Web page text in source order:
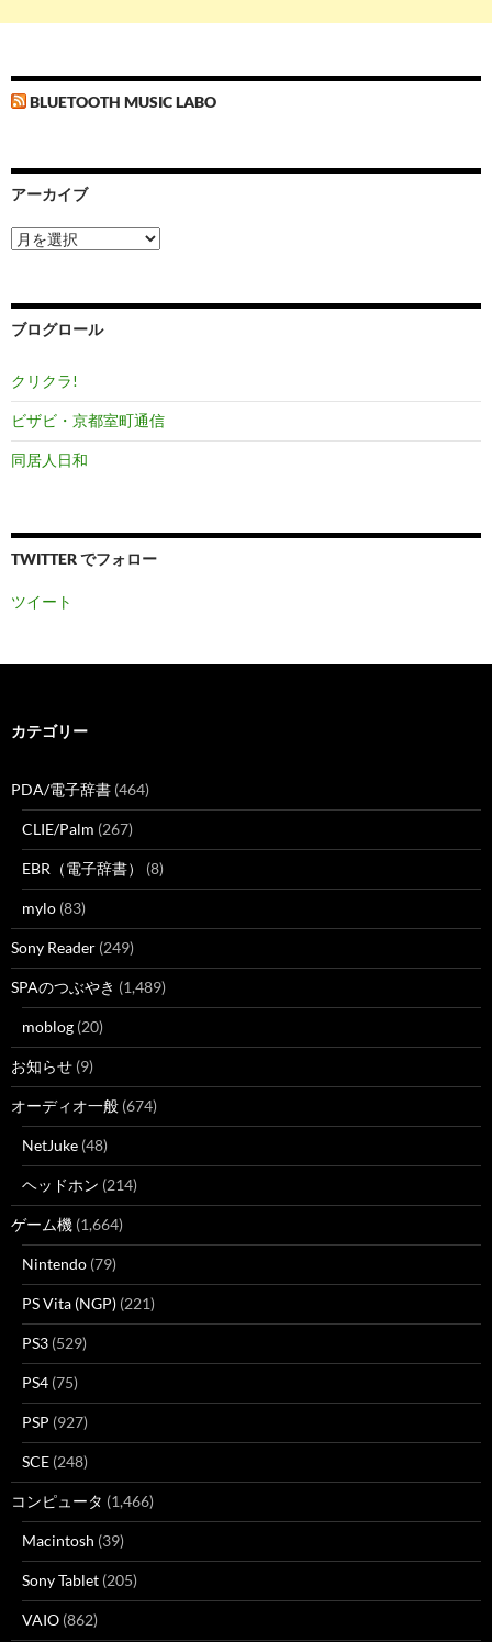
BLUETOOTH MUSIC LABO
アーカイブ
ア
ー
ブ
ブログロール
クリクラ!
ビザビ・京都室町通信
同居人日和
TWITTER でフォロー
ツイート
カテゴリー
PDA/電子辞書 (464)
CLIE/Palm (267)
EBR（電子辞書） (8)
mylo (83)
Sony Reader (249)
SPAのつぶやき (1,489)
moblog (20)
お知らせ (9)
オーディオ一般 (674)
NetJuke (48)
ヘッドホン (214)
ゲーム機 (1,664)
Nintendo (79)
PS Vita (NGP) (221)
PS3 (529)
PS4 (75)
PSP (927)
SCE (248)
コンピュータ (1,466)
Macintosh (39)
Sony Tablet (205)
VAIO (862)